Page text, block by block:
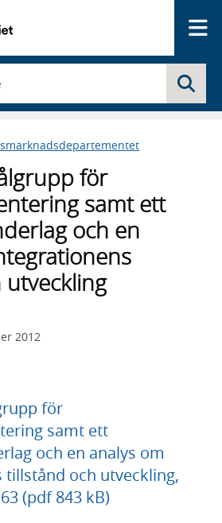
för
samt ett
och en
2012
för
samt ett
och en analys om
tillstånd och utveckling,
(pdf 843 kB)